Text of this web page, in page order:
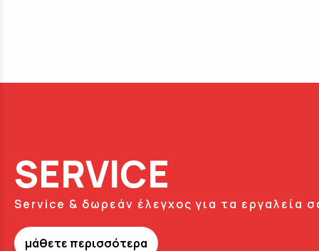
SERVICE
Service & δωρεάν έλεγχος για τα εργαλεία
μάθετε περισσότερα